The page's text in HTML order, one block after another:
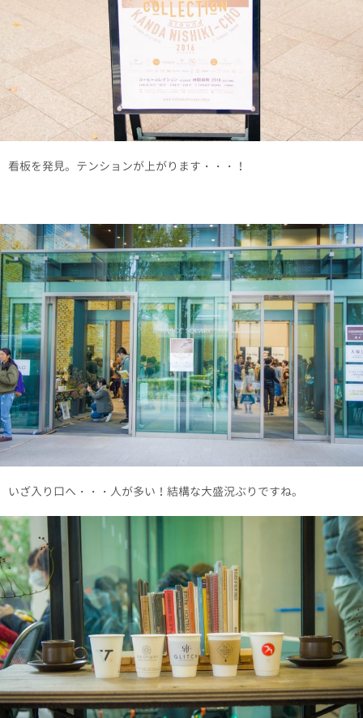
看板を発見。テンションが上がります・・・！
いざ入り口へ・・・人が多い！結構な大盛況ぶりですね。